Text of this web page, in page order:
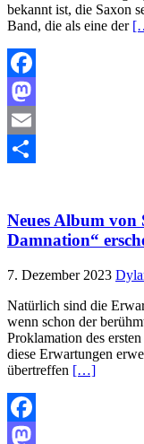
bekannt ist, die Saxon
Band, die als eine der
Facebook
Mastodon
Email
Neues Album
Damnation“
7. Dezember 2023
Natürlich sind die
wenn schon der
Proklamation des
diese Erwartungen
übertreffen […]
Facebook